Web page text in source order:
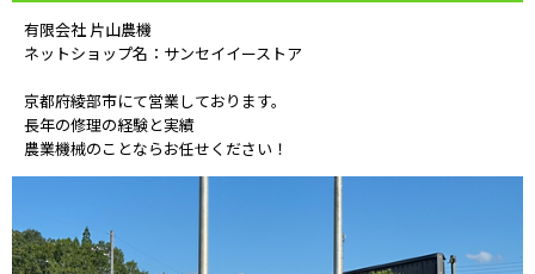
有限会社 片山農機
ネットショップ名：サンセイイーストア
京都府綾部市にて営業しております。
長年の修理の経験と実績
農業機械のことならお任せください！